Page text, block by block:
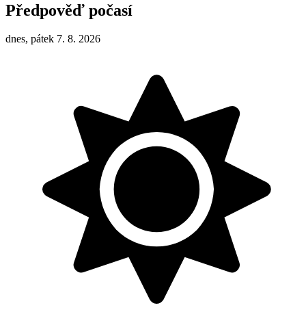
Předpověď počasí
dnes, pátek 7. 8. 2026